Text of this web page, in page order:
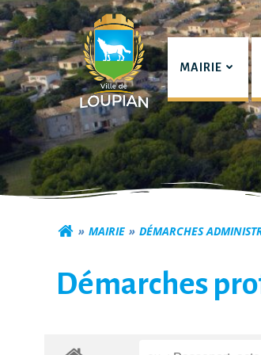
Aller
au
contenu
Commune
MAIRIE
MAIRIE DÉMARCHES
Démarches